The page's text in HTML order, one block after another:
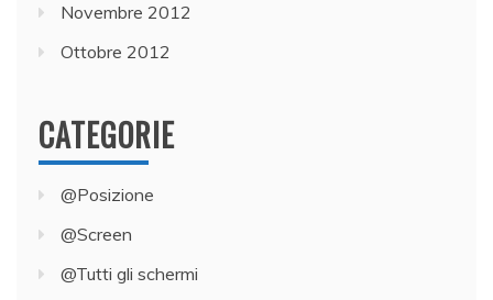
e
d
t
i
n
a
i
Novembre 2012
Ottobre 2012
CATEGORIE
@Posizione
@Screen
@Tutti gli schermi